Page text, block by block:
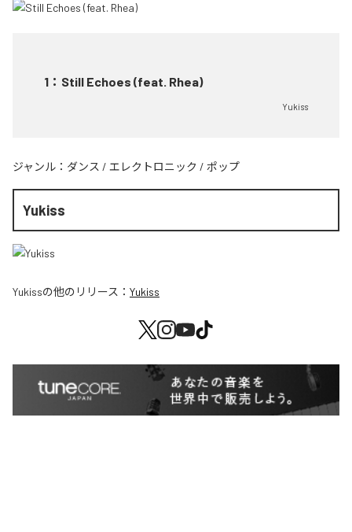
1 ： Still Echoes (feat. Rhea)
Yukiss
ジャンル： ダンス / エレクトロニック / ポップ
Yukiss
Yukissの他のリリース： Yukiss